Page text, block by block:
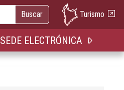
Buscar Turismo
SEDE ELECTRÓNICA